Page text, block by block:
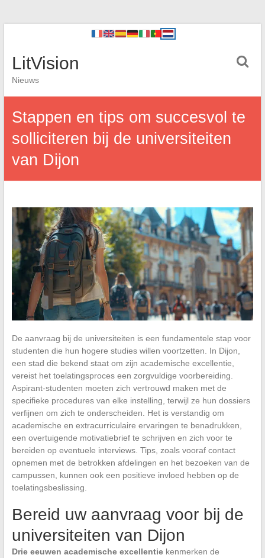
LitVision
Nieuws
Stappen en tips om succesvol te
solliciteren bij de universiteiten
van Dijon
De aanvraag bij de universiteiten is een fundamentele stap voor
studenten die hun hogere studies willen voortzetten. In Dijon,
een stad die bekend staat om zijn academische excellentie,
vereist het toelatingsproces een zorgvuldige voorbereiding.
Aspirant-studenten moeten zich vertrouwd maken met de
specifieke procedures van elke instelling, terwijl ze hun dossiers
verfijnen om zich te onderscheiden. Het is verstandig om
academische en extracurriculaire ervaringen te benadrukken,
een overtuigende motivatiebrief te schrijven en zich voor te
bereiden op eventuele interviews. Tips, zoals vooraf contact
opnemen met de betrokken afdelingen en het bezoeken van de
campussen, kunnen ook een positieve invloed hebben op de
toelatingsbeslissing.
Bereid uw aanvraag voor bij de
universiteiten van Dijon
Drie eeuwen academische excellentiekenmerken de